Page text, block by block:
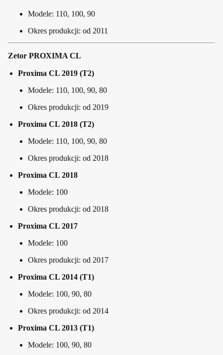
Modele: 110, 100, 90
Okres produkcji: od 2011
Zetor PROXIMA CL
Proxima CL 2019 (T2)
Modele: 110, 100, 90, 80
Okres produkcji: od 2019
Proxima CL 2018 (T2)
Modele: 110, 100, 90, 80
Okres produkcji: od 2018
Proxima CL 2018
Modele: 100
Okres produkcji: od 2018
Proxima CL 2017
Modele: 100
Okres produkcji: od 2017
Proxima CL 2014 (T1)
Modele: 100, 90, 80
Okres produkcji: od 2014
Proxima CL 2013 (T1)
Modele: 100, 90, 80